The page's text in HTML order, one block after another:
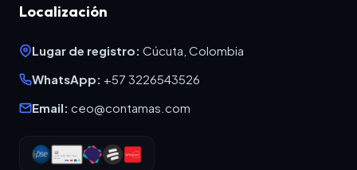
Localización
Lugar de registro: Cúcuta, Colombia
WhatsApp: +57 3226543526
Email: ceo@contamas.com